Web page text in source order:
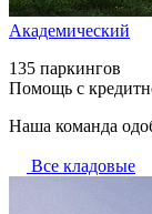
Академический
135 паркингов
Помощь с
Наша команда
Все кладовые